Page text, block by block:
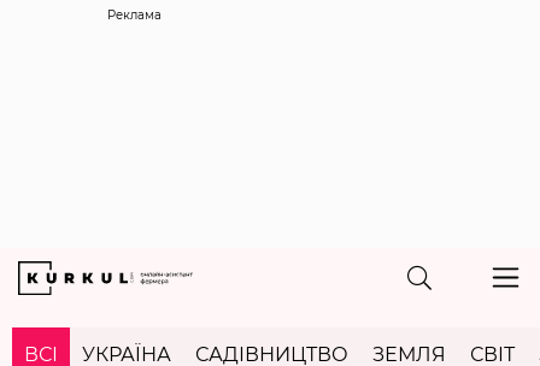
Реклама
ВСІ УКРАЇНА САДІВНИЦТВО ЗЕМЛЯ СВІТ